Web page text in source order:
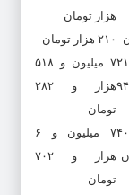
هزار تومان
۲۱۰ هزار تومان
۹ میلیون و ۲۱
و ۹۴۰
۷ میلیون و ۵۱۸
هزار و ۲۸۲
تومان
و ۴۰۸
۷ میلیون و ۶
هزار و ۷۰۲
تومان